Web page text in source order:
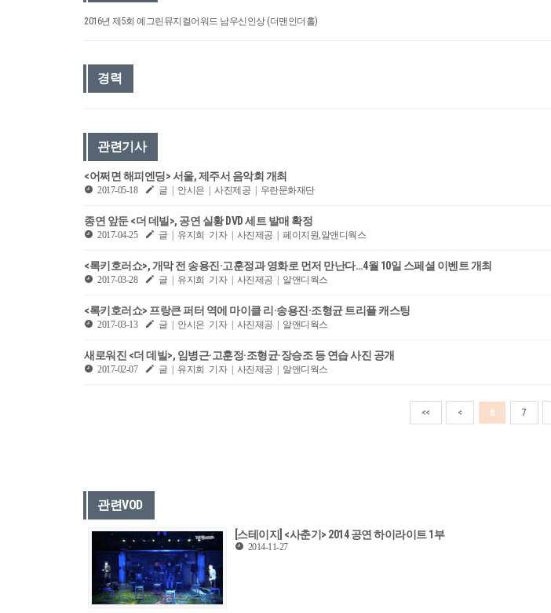
2016년 제5회 예그린뮤지컬어워드 남우신인상 (더맨인더홀)
경력
관련기사
<어쩌면 해피엔딩> 서울, 제주서 음악회 개최
2017-05-18 글 | 안시은 | 사진제공 | 우란문화재단
종연 앞둔 <더 데빌>, 공연 실황 DVD 세트 발매 확정
2017-04-25 글 | 유지희 기자 | 사진제공 | 페이지원,알앤디웍스
<록키호러쇼>, 개막 전 송용진·고훈정과 영화로 먼저 만난다…4월 10일 스페셜 이벤트 개최
2017-03-28 글 | 유지희 기자 | 사진제공 | 알앤디웍스
<록키호러쇼> 프랑큰 퍼터 역에 마이클 리·송용진·조형균 트리플 캐스팅
2017-03-13 글 | 안시은 기자 | 사진제공 | 알앤디웍스
새로워진 <더 데빌>, 임병근·고훈정·조형균·장승조 등 연습 사진 공개
2017-02-07 글 | 유지희 기자 | 사진제공 | 알앤디웍스
<< < 6 7
관련VOD
[스테이지] <사춘기> 2014 공연 하이라이트 1부
2014-11-27